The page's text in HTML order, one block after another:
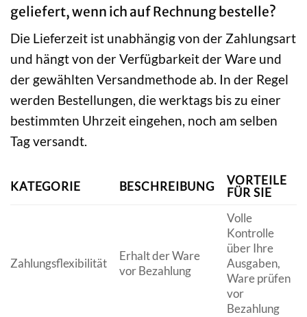
geliefert, wenn ich auf Rechnung bestelle?
Die Lieferzeit ist unabhängig von der Zahlungsart
und hängt von der Verfügbarkeit der Ware und
der gewählten Versandmethode ab. In der Regel
werden Bestellungen, die werktags bis zu einer
bestimmten Uhrzeit eingehen, noch am selben
Tag versandt.
KATEGORIE BESCHREIBUNG
VORTEILE
FÜR SIE
Zahlungsflexibilität
Erhalt der Ware
vor Bezahlung
Volle
Kontrolle
über Ihre
Ausgaben,
Ware prüfen
vor
Bezahlung